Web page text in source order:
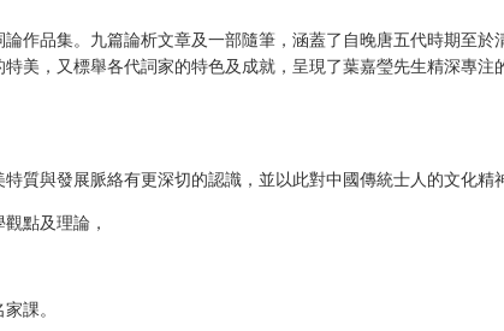
作品集。九篇論析文章及一部隨筆，涵蓋了自晚唐五代時期至於
特美，又標舉各代詞家的特色及成就，呈現了葉嘉瑩先生精深專注
質與發展脈絡有更深切的認識，並以此對中國傳統士人的文化精
點及理論，
課。